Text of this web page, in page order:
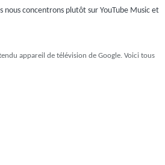
concentrons plutôt sur YouTube Music et
appareil de télévision de Google. Voici tous